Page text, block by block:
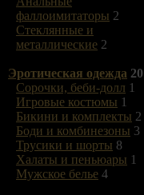
фаллоимитаторы 2
Стеклянные и
металлические 2
Эротическая одежда 20
Сорочки, беби-долл 1
Игровые костюмы 1
Бикини и комплекты 2
Боди и комбинезоны 3
Трусики и шорты 8
Халаты и пеньюары 1
Мужское белье 4